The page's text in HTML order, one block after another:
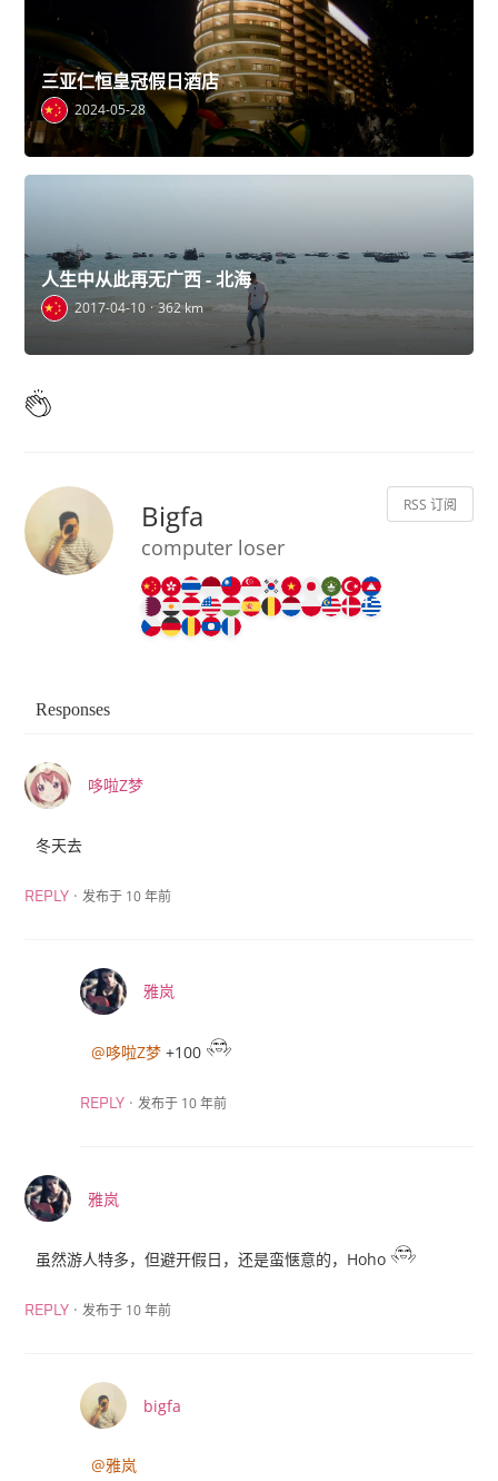
三亚仁恒皇冠假日酒店
2024-05-28
人生中从此再无广西 - 北海
2017-04-10 362 km
Bigfa
computer loser
RSS 订阅
Responses
哆啦Z梦
冬天去
REPLY · 发布于 10 年前
雅岚
@哆啦Z梦 +100
REPLY ·发布于 10 年前
雅岚
虽然游人特多，但避开假日，还是蛮惬意的，Hoho
REPLY ·发布于 10 年前
bigfa
@雅岚